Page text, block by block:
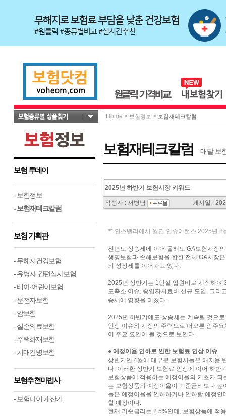
Home > 보험정보 > 보험재테크칼럼
보험 투데이
- 보험정보
- 보험재테크칼럼
보험 기획관
- 무해지건강보험
- 유병자·간편심사보험
- 태아·어린이보험
- 운전자보험
- 암보험
- 실손의료보험
- 주택화재보험
- 치매간병보험
보험추천마법사
- 보험나이 계산기
보험재테크칼럼 매달 보
2025년 하반기 보험시장 키워드
작성자 : 서병남 게시일 :
** 인스밸리에서 월간 인슈어런스 2025년 8
전년도 상승세에 이어 올해도 GA보험시장
생명보험과 손해보험을 합한 전체 GA시장
의 성장세를 이어가고 있다.
2025년 상반기는 1인실 입원비로 시작하여
도축소 이슈, 중입자치료비 신규 도입, 그리
승세에 영향을 미쳤다.
2025년 하반기에도 상승세는 계속될 것으
인상 이슈와 시장의 주력으로 떠오른 암주
이 주요 요인이 될 것으로 보인다.
● 예정이율 인하로 인한 보험료 인상 이슈
상반기인 4월에 대부분 보험사들은 해지율
다. 이러한 상반기 보험료 인상에 이어 하반
보험상품에 적용하는 예정이율의 기초가
는 보험상품의 예정이율이 기준금리보다
들은 예정이율을 인하하거나 인하할 예정
할 예정이다.
현재 기준금리는 2.5%인데, 보험상품에 적